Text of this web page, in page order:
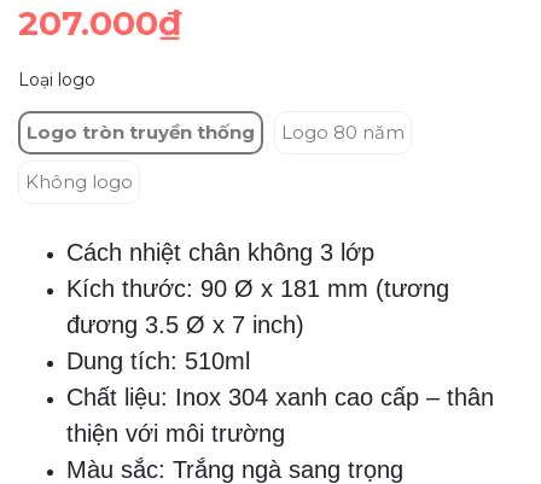
207.000₫
Loại logo
Logo tròn truyền thống Logo 80 năm
Không logo
Cách nhiệt chân không 3 lớp
Kích thước: 90 Ø x 181 mm (tương
đương 3.5 Ø x 7 inch)
Dung tích: 510ml
Chất liệu: Inox 304 xanh cao cấp – thân
thiện với môi trường
Màu sắc: Trắng ngà sang trọng